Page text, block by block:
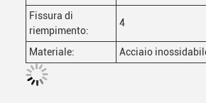
Fissura di
riempimento:
4
Materiale: Acciaio